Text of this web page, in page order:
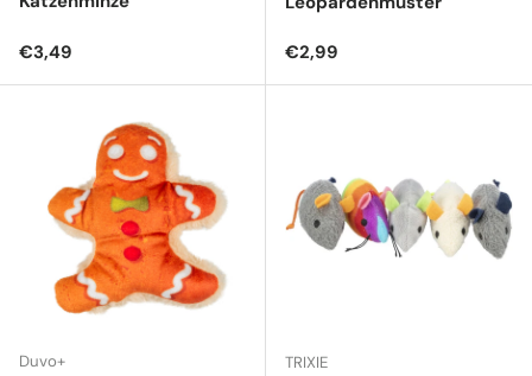
Normaler Preis
€3,49 Normaler Preis
€2,99
Duvo+ TRIXIE